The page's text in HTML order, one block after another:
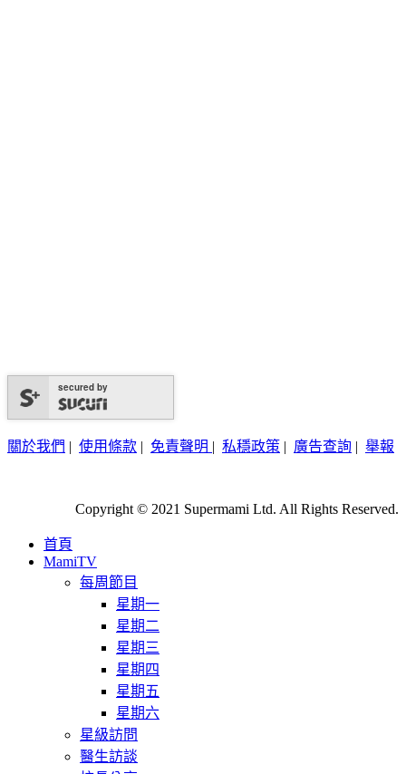
secured by
關於我們 | 使用條款 | 免責聲明 | 私穩政策 | 廣告查詢 | 舉報
Copyright © 2021 Supermami Ltd. All Rights Reserved.
首頁
MamiTV
每周節目
星期一
星期二
星期三
星期四
星期五
星期六
星級訪問
醫生訪談